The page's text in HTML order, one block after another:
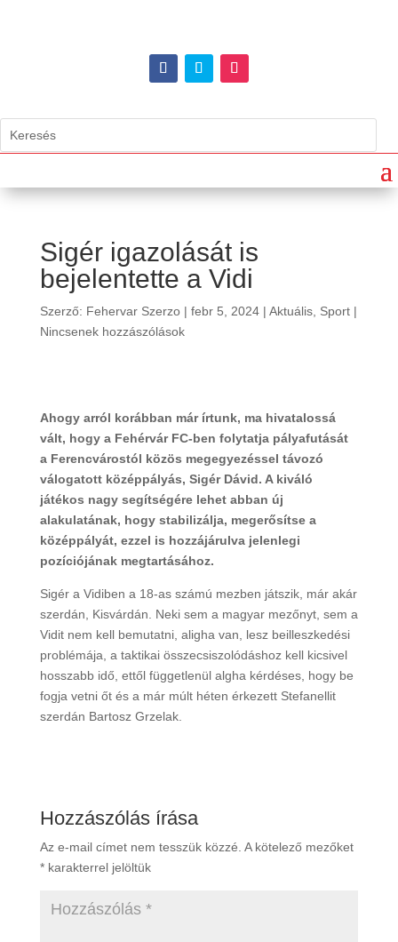
Sigér igazolását is
bejelentette a Vidi
Szerző: Fehervar Szerzo| febr 5, 2024| Aktuális, Sport|
Nincsenek hozzászólások
Ahogy arról korábban már írtunk, ma hivatalossá
vált, hogy a Fehérvár FC-ben folytatja pályafutását
a Ferencvárostól közös megegyezéssel távozó
válogatott középpályás, Sigér Dávid. A kiváló
játékos nagy segítségére lehet abban új
alakulatának, hogy stabilizálja, megerősítse a
középpályát, ezzel is hozzájárulva jelenlegi
pozíciójának megtartásához.
Sigér a Vidiben a 18-as számú mezben játszik, már akár
szerdán, Kisvárdán. Neki sem a magyar mezőnyt, sem a
Vidit nem kell bemutatni, aligha van, lesz beilleszkedési
problémája, a taktikai összecsiszolódáshoz kell kicsivel
hosszabb idő, ettől függetlenül algha kérdéses, hogy be
fogja vetni őt és a már múlt héten érkezett Stefanellit
szerdán Bartosz Grzelak.
Hozzászólás írása
Az e-mail címet nem tesszük közzé. A kötelező mezőket
*karakterrel jelöltük